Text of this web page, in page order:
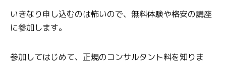
いきなり申し込むのは怖いので、無料体験や格安の講座
に参加します。
参加してはじめて、正規のコンサルタント料を知りま